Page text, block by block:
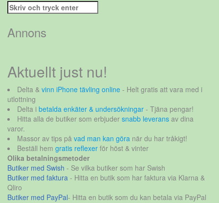
Sök
efter:
Annons
Aktuellt just nu!
Delta & vinn iPhone tävling online - Helt gratis att vara med i
utlottning
Delta i betalda enkäter & undersökningar - Tjäna pengar!
Hitta alla de butiker som erbjuder snabb leverans av dina
varor.
Massor av tips på vad man kan göra när du har tråkigt!
Beställ hem gratis reflexer för höst & vinter
Olika betalningsmetoder
Butiker med Swish - Se vilka butiker som har Swish
Butiker med faktura - Hitta en butik som har faktura via Klarna &
Qliro
Butiker med PayPal- Hitta en butik som du kan betala via PayPal